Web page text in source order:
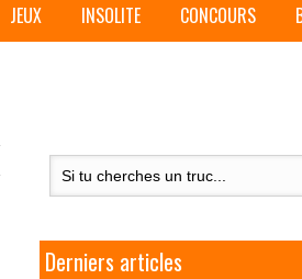
JEUX INSOLITE CONCOURS
Derniers articles